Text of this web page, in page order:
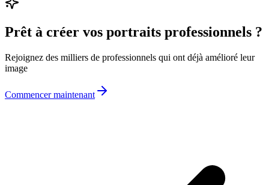
Prêt à créer vos portraits professionnels ?
Rejoignez des milliers de professionnels qui ont déjà amélioré leur
image
Commencer maintenant